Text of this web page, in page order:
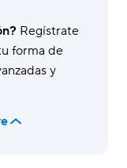
Regístrate
forma de
y